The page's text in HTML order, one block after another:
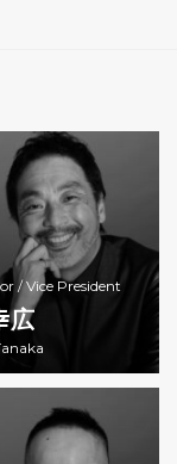
/Vice President
広